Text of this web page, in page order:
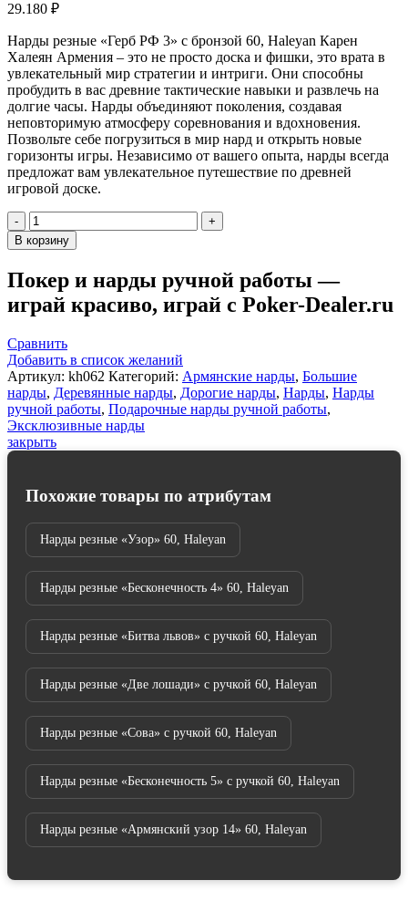
29.180 ₽
Нарды резные «Герб РФ 3» с бронзой 60, Haleyan Карен
Халеян Армения – это не просто доска и фишки, это врата в
увлекательный мир стратегии и интриги. Они способны
пробудить в вас древние тактические навыки и развлечь на
долгие часы. Нарды объединяют поколения, создавая
неповторимую атмосферу соревнования и вдохновения.
Позвольте себе погрузиться в мир нард и открыть новые
горизонты игры. Независимо от вашего опыта, нарды всегда
предложат вам увлекательное путешествие по древней
игровой доске.
Количество
товара
Нарды
"Герб
РФ
3"
бронзой
60,
Haleyan
В корзину
Покер и нарды ручной работы —
играй красиво, играй с Poker-Dealer.ru
Сравнить
Добавить в список желаний
Артикул: kh062 Категорий: Армянские нарды, Большие
нарды, Деревянные нарды, Дорогие нарды, Нарды, Нарды
ручной работы, Подарочные нарды ручной работы,
Эксклюзивные нарды
закрыть
Похожие товары по атрибутам
Нарды резные «Узор» 60, Haleyan
Нарды резные «Бесконечность 4» 60, Haleyan
Нарды резные «Битва львов» с ручкой 60, Haleyan
Нарды резные «Две лошади» с ручкой 60, Haleyan
Нарды резные «Сова» с ручкой 60, Haleyan
Нарды резные «Бесконечность 5» с ручкой 60, Haleyan
Нарды резные «Армянский узор 14» 60, Haleyan